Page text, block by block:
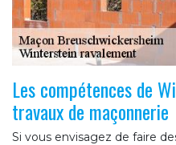
Les compétences de
travaux de maçonnerie
Si vous envisagez de faire